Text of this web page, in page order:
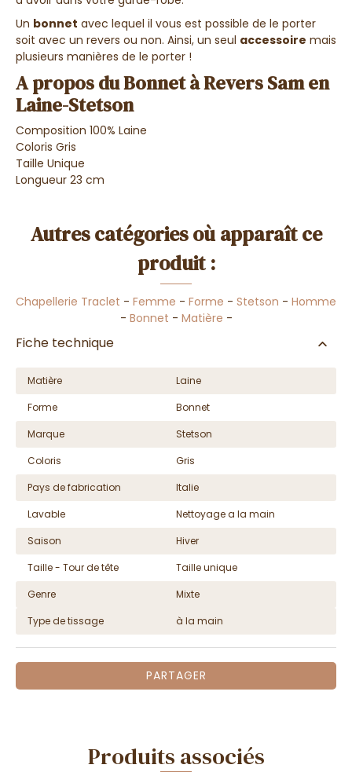
Un bonnet avec lequel il vous est possible de le porter
soit avec un revers ou non. Ainsi, un seul accessoire mais
plusieurs manières de le porter !
A propos du Bonnet à Revers Sam en
Laine-Stetson
Composition 100% Laine
Coloris Gris
Taille Unique
Longueur 23 cm
Autres catégories où apparaît ce
produit :
Chapellerie Traclet - Femme - Forme - Stetson - Homme
- Bonnet - Matière -
Fiche technique
Matière
Laine
Forme
Bonnet
Marque
Stetson
Coloris
Gris
Pays de fabrication
Italie
Lavable
Nettoyage a la main
Saison
Hiver
Taille - Tour de tête
Taille unique
Genre
Mixte
Type de tissage
à la main
PARTAGER
Produits associés